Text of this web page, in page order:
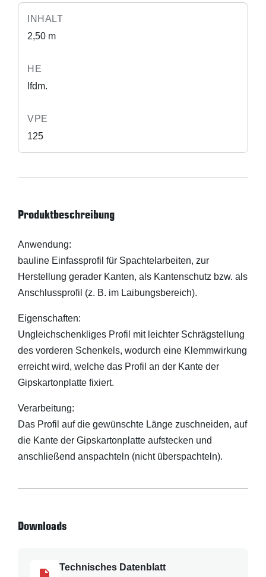
INHALT
2,50 m
HE
lfdm.
VPE
125
Produktbeschreibung
Anwendung:
bauline Einfassprofil für Spachtelarbeiten, zur
Herstellung gerader Kanten, als Kantenschutz bzw. als
Anschlussprofil (z. B. im Laibungsbereich).
Eigenschaften:
Ungleichschenkliges Profil mit leichter Schrägstellung
des vorderen Schenkels, wodurch eine Klemmwirkung
erreicht wird, welche das Profil an der Kante der
Gipskartonplatte fixiert.
Verarbeitung:
Das Profil auf die gewünschte Länge zuschneiden, auf
die Kante der Gipskartonplatte aufstecken und
anschließend anspachteln (nicht überspachteln).
Downloads
Technisches Datenblatt